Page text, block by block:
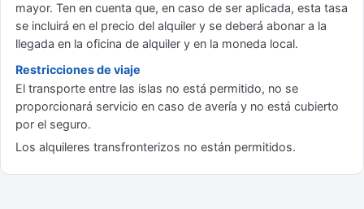
mayor. Ten en cuenta que, en caso de ser aplicada, esta tasa
se incluirá en el precio del alquiler y se deberá abonar a la
llegada en la oficina de alquiler y en la moneda local.
Restricciones de viaje
El transporte entre las islas no está permitido, no se
proporcionará servicio en caso de avería y no está cubierto
por el seguro.
Los alquileres transfronterizos no están permitidos.